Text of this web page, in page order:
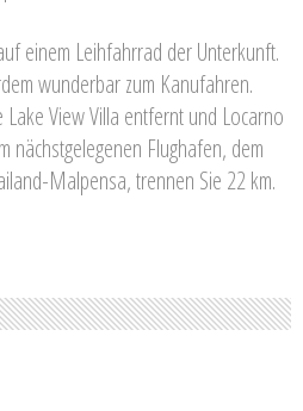
einem Leihfahrrad der Unterkunft.
wunderbar zum Kanufahren.
View Villa entfernt und Locarno
nächstgelegenen Flughafen, dem
Malpensa, trennen Sie 22 km.